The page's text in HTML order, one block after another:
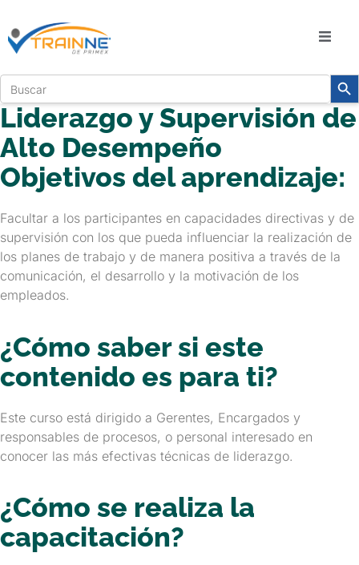
Search
for:
Liderazgo y Supervisión de
Alto Desempeño
Objetivos del aprendizaje:
Facultar a los participantes en capacidades directivas y de
supervisión con los que pueda influenciar la realización de
los planes de trabajo y de manera positiva a través de la
comunicación, el desarrollo y la motivación de los
empleados.
¿Cómo saber si este
contenido es para ti?
Este curso está dirigido a Gerentes, Encargados y
responsables de procesos, o personal interesado en
conocer las más efectivas técnicas de liderazgo.
¿Cómo se realiza la
capacitación?